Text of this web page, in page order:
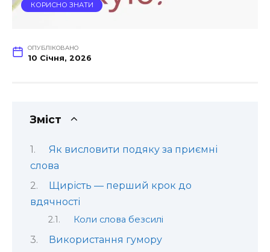
КОРИСНО ЗНАТИ
ОПУБЛІКОВАНО
10 Січня, 2026
Зміст
Як висловити подяку за приємні
слова
Щирість — перший крок до
вдячності
Коли слова безсилі
Використання гумору